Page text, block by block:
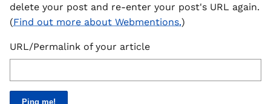
delete your post and re-enter your post's URL again.
(Find out more about Webmentions.)
URL/Permalink of your article